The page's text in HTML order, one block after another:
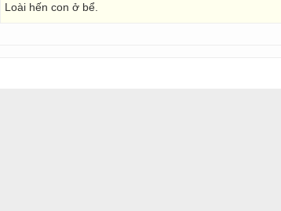
Loài hến con ở bể.